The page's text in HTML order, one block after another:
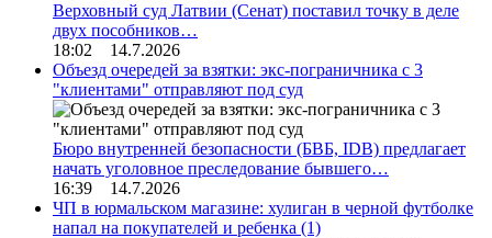
Верховный суд Латвии (Сенат) поставил точку в деле
двух пособников…
18:02 14.7.2026
Объезд очередей за взятки: экс-пограничника с 3
"клиентами" отправляют под суд
Бюро внутренней безопасности (БВБ, IDB) предлагает
начать уголовное преследование бывшего…
16:39 14.7.2026
ЧП в юрмальском магазине: хулиган в черной футболке
напал на покупателей и ребенка (1)